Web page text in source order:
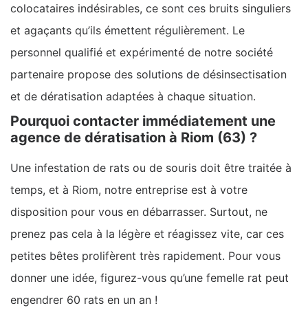
colocataires indésirables, ce sont ces bruits singuliers
et agaçants qu’ils émettent régulièrement. Le
personnel qualifié et expérimenté de notre société
partenaire propose des solutions de désinsectisation
et de dératisation adaptées à chaque situation.
Pourquoi contacter immédiatement une
agence de dératisation à Riom (63) ?
Une infestation de rats ou de souris doit être traitée à
temps, et à Riom, notre entreprise est à votre
disposition pour vous en débarrasser. Surtout, ne
prenez pas cela à la légère et réagissez vite, car ces
petites bêtes prolifèrent très rapidement. Pour vous
donner une idée, figurez-vous qu’une femelle rat peut
engendrer 60 rats en un an !